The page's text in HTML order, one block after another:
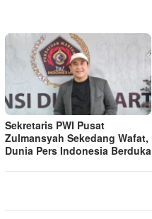
Sekretaris PWI Pusat
Zulmansyah Sekedang Wafat,
Dunia Pers Indonesia Berduka